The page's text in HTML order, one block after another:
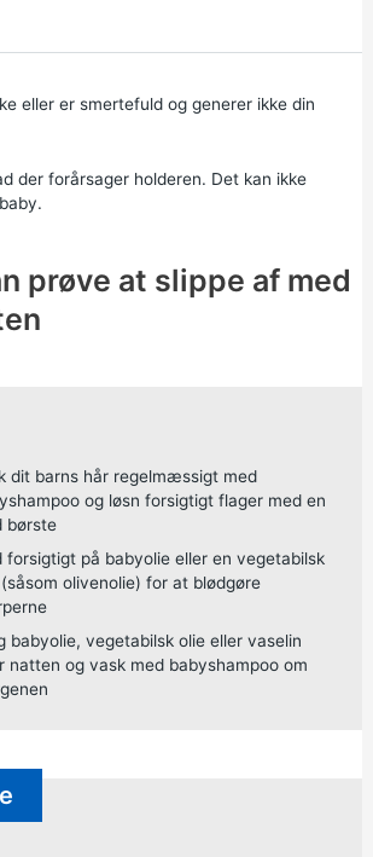
eller er smertefuld og generer ikke din
der forårsager holderen. Det kan ikke
prøve at slippe af med
dit barns hår regelmæssigt med
og løsn forsigtigt flager med en
børste
forsigtigt på babyolie eller en vegetabilsk
olivenolie) for at blødgøre
babyolie, vegetabilsk olie eller vaselin
natten og vask med babyshampoo om